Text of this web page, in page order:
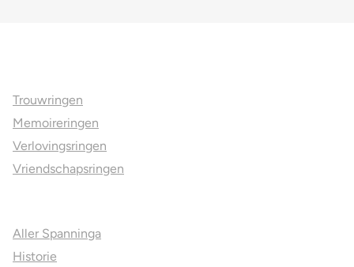
Trouwringen
Memoireringen
Verlovingsringen
Vriendschapsringen
Aller Spanninga
Historie